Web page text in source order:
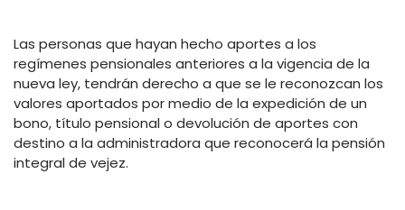
Las personas que hayan hecho aportes a los
regímenes pensionales anteriores a la vigencia de la
nueva ley, tendrán derecho a que se le reconozcan los
valores aportados por medio de la expedición de un
bono, título pensional o devolución de aportes con
destino a la administradora que reconocerá la pensión
integral de vejez.